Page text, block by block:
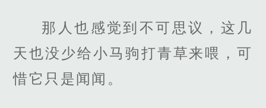
那人也感觉到不可思议，这几
天也没少给小马驹打青草来喂，可
惜它只是闻闻。